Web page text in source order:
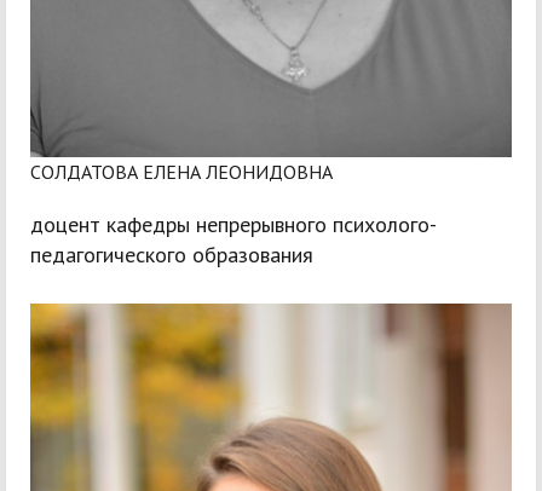
СОЛДАТОВА ЕЛЕНА ЛЕОНИДОВНА
доцент кафедры непрерывного психолого-
педагогического образования